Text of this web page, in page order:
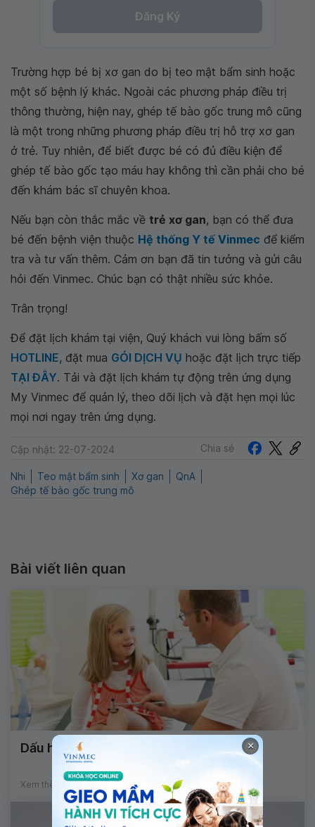
Đăng Ký
Trường hợp bé bị xơ gan do bị teo mật bẩm sinh hoặc
một số bệnh lý khác. Ngoài các phương pháp điều trị
thông thường, hiện nay, ghép tế bào gốc trung mô cũng
là một trong những phương pháp điều trị hỗ trợ xơ gan
ở trẻ. Tuy nhiên, để biết được bé có đủ điều kiện để
ghép tế bào gốc tạo máu hay không thì cần phải cho bé
đến khám bác sĩ chuyên khoa.
Nếu bạn còn thắc mắc về trẻ xơ gan, bạn có thể đưa
bé đến bệnh viện thuộc Hệ thống Y tế Vinmec để kiểm
tra và tư vấn thêm. Cảm ơn bạn đã tin tưởng và gửi câu
hỏi đến Vinmec. Chúc bạn có thật nhiều sức khỏe.
Trân trọng!
Để đặt lịch khám tại viện, Quý khách vui lòng bấm số
HOTLINE, đặt mua GÓI DỊCH VỤ hoặc đặt lịch trực tiếp
TẠI ĐÂY. Tải và đặt lịch khám tự động trên ứng dụng
My Vinmec để quản lý, theo dõi lịch và đặt hẹn mọi lúc
mọi nơi ngay trên ứng dụng.
Cập nhật: 22-07-2024 Chia sẻ
Nhi Teo mật bẩm sinh Xơ gan
QnA
Ghép tế bào gốc trung mô
Bài viết liên quan
Dấu hiệu u sụn xương ở trẻ em
Xem thêm
×